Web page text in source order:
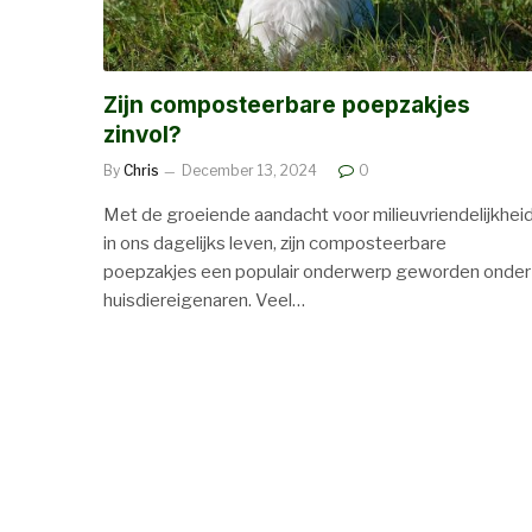
Zijn composteerbare poepzakjes
zinvol?
By Chris December 13, 2024 0
Met de groeiende aandacht voor
in ons dagelijks leven, zijn composteerbare
poepzakjes een populair onderwerp geworden onder
huisdiereigenaren. Veel…